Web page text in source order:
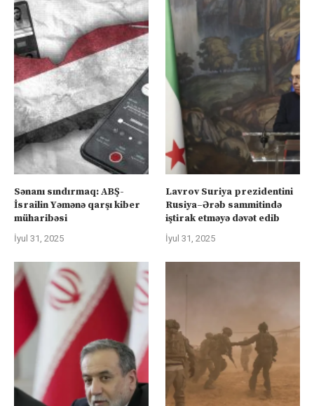
Sənanı sındırmaq: ABŞ-
İsrailin Yəmənə qarşı kiber
müharibəsi
İyul 31, 2025
Lavrov Suriya prezidentini
Rusiya–Ərəb sammitində
iştirak etməyə dəvət edib
İyul 31, 2025